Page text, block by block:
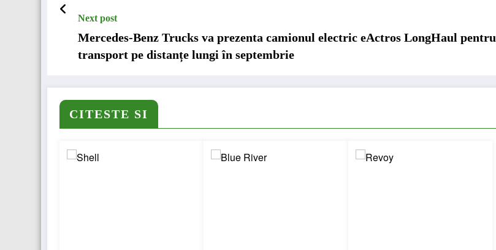
Next post
Mercedes-Benz Trucks va prezenta camionul electric eActros LongHaul pentru
transport pe distanțe lungi în septembrie
CITESTE SI